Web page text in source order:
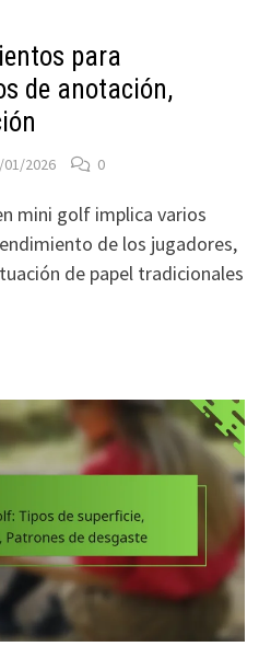
para
de anotación,
01/2026 0
mini golf implica varios
de los jugadores,
de papel tradicionales